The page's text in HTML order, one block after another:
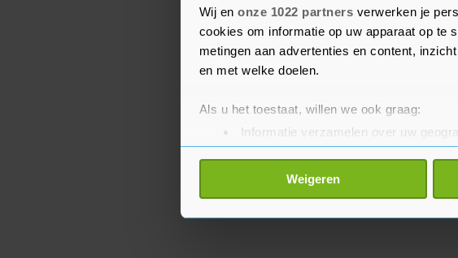
Wij en onze 1022 partners verwerken je
cookies om informatie op uw apparaat op te
metingen aan advertenties en content,
en met welke doelen.
Als u het toestaat, willen we ook graag:
Informatie verzamelen over uw
Uw apparaat identificeren door het
Lees meer over hoe uw persoonlijke
toestemming op elk moment wijzigen of
Weigeren
verklaarde dat Fenech de journaliste
een artikel waar ze aan werkte.